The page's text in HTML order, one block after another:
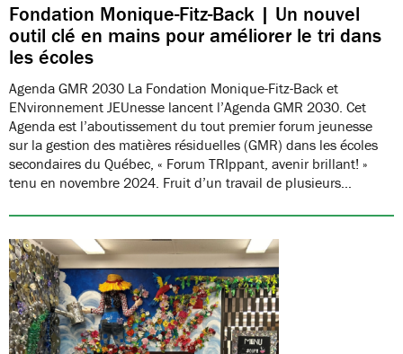
Fondation Monique-Fitz-Back | Un nouvel
outil clé en mains pour améliorer le tri dans
les écoles
Agenda GMR 2030 La Fondation Monique-Fitz-Back et
ENvironnement JEUnesse lancent l’Agenda GMR 2030. Cet
Agenda est l’aboutissement du tout premier forum jeunesse
sur la gestion des matières résiduelles (GMR) dans les écoles
secondaires du Québec, « Forum TRIppant, avenir brillant! »
tenu en novembre 2024. Fruit d’un travail de plusieurs…